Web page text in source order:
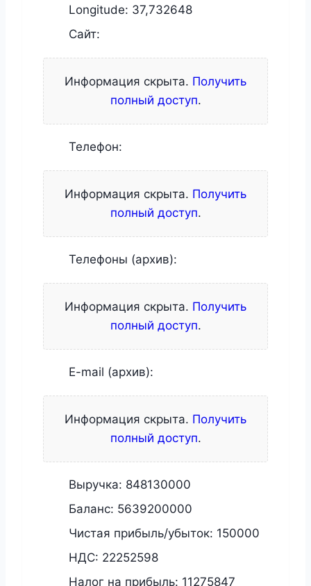
Longitude: 37,732648
Сайт:
Информация скрыта. Получить
полный доступ.
Телефон:
Информация скрыта. Получить
полный доступ.
Телефоны (архив):
Информация скрыта. Получить
полный доступ.
E-mail (архив):
Информация скрыта. Получить
полный доступ.
Выручка: 848130000
Баланс: 5639200000
Чистая прибыль/убыток: 150000
НДС: 22252598
Налог на прибыль: 11275847